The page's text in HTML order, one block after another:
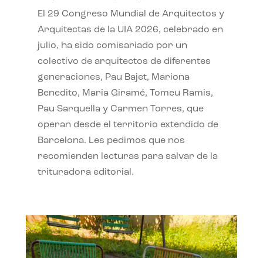
El 29 Congreso Mundial de Arquitectos y
Arquitectas de la UIA 2026, celebrado en
julio, ha sido comisariado por un
colectivo de arquitectos de diferentes
generaciones, Pau Bajet, Mariona
Benedito, Maria Giramé, Tomeu Ramis,
Pau Sarquella y Carmen Torres, que
operan desde el territorio extendido de
Barcelona. Les pedimos que nos
recomienden lecturas para salvar de la
trituradora editorial.